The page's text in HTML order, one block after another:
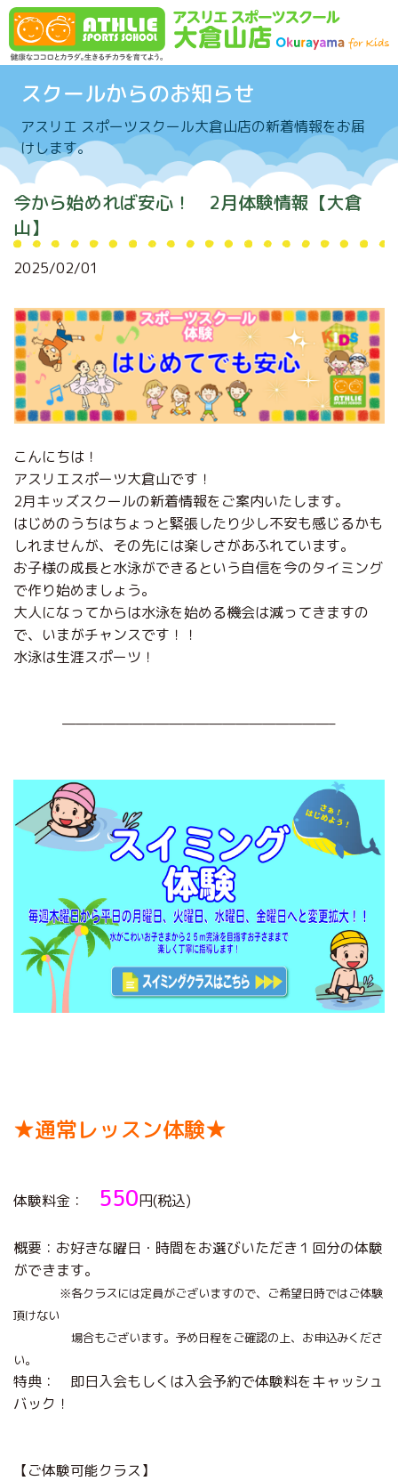
Skip to content
スクールからのお知らせ
アスリエ スポーツスクール大倉山店の新着情報をお届
けします。
今から始めれば安心！ 2月体験情報【大倉
山】
2025/02/01
こんにちは！
アスリエスポーツ大倉山です！
2月キッズスクールの新着情報をご案内いたします。
はじめのうちはちょっと緊張したり少し不安も感じるかも
しれませんが、その先には楽しさがあふれています。
お子様の成長と水泳ができるという自信を今のタイミング
で作り始めましょう。
大人になってからは水泳を始める機会は減ってきますの
で、いまがチャンスです！！
水泳は生涯スポーツ！
————————————————————–
★通常レッスン体験★
体験料金： 550円(税込)
概要：お好きな曜日・時間をお選びいただき１回分の体験
ができます。
※各クラスには定員がございますので、ご希望日時ではご体験
頂けない
場合もございます。予め日程をご確認の上、お申込みくださ
い。
特典： 即日入会もしくは入会予約で体験料をキャッシュ
バック！
【ご体験可能クラス】